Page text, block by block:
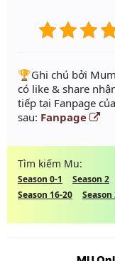
️🏆Ghi chú bởi
có like & share
tiếp tại Fanpage của
sau: Fanpage
Tìm kiếm Mu:
Season 0-1 Season 2
Season 16-20
Season